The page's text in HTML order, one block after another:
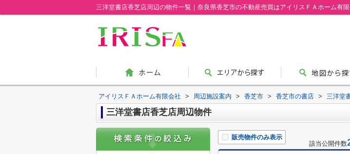
三洋堂書店香芝店周辺の物件一覧｜奈良県香芝市の不動産売買はアイリスＦＡホーム有
アイリスＦＡホーム有限会社 > 周辺施設案内 > 香芝市 > 香芝市の書店 > 三洋堂
三洋堂書店香芝店周辺物件
販売物件のみ表示
該当公開件数